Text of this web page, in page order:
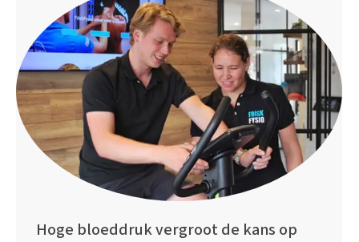
Hoge bloeddruk vergroot de kans op